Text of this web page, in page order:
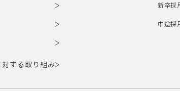
する取り組み
新卒採
中途採